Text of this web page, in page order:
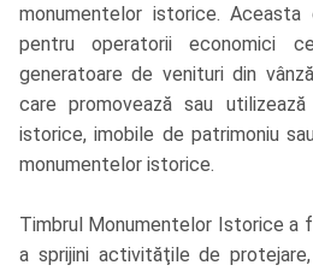
monumentelor istorice.
pentru operatorii economici
generatoare de venituri din
care promovează sau
istorice, imobile de patrimoniu
monumentelor istorice.
Timbrul Monumentelor Istorice a
a sprijini activităţile de